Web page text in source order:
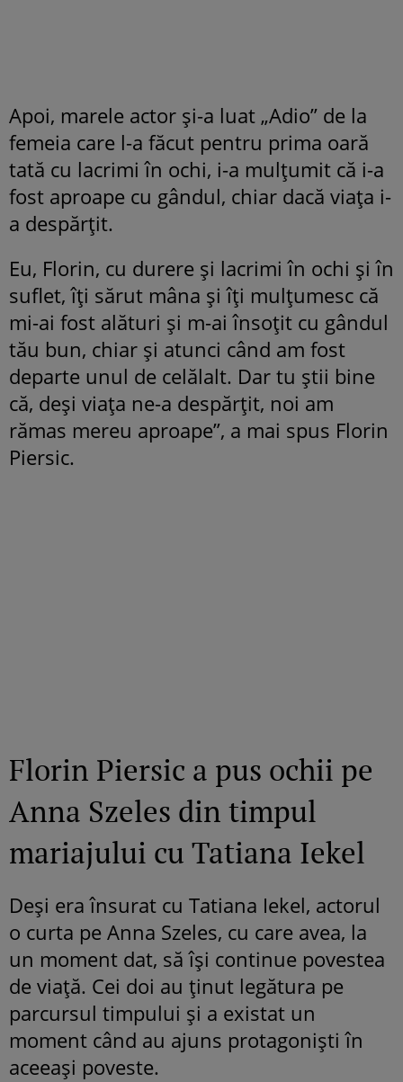
Apoi, marele actor și-a luat „Adio” de la
femeia care l-a făcut pentru prima oară
tată cu lacrimi în ochi, i-a mulțumit că i-a
fost aproape cu gândul, chiar dacă viața i-
a despărțit.
Eu, Florin, cu durere şi lacrimi în ochi şi în
suflet, îţi sărut mâna şi îţi mulţumesc că
mi-ai fost alături şi m-ai însoţit cu gândul
tău bun, chiar şi atunci când am fost
departe unul de celălalt. Dar tu ştii bine
că, deşi viaţa ne-a despărţit, noi am
rămas mereu aproape”, a mai spus Florin
Piersic.
Florin Piersic a pus ochii pe
Anna Szeles din timpul
mariajului cu Tatiana Iekel
Deși era însurat cu Tatiana Iekel, actorul
o curta pe Anna Szeles, cu care avea, la
un moment dat, să își continue povestea
de viață. Cei doi au ținut legătura pe
parcursul timpului și a existat un
moment când au ajuns protagoniști în
aceeași poveste.